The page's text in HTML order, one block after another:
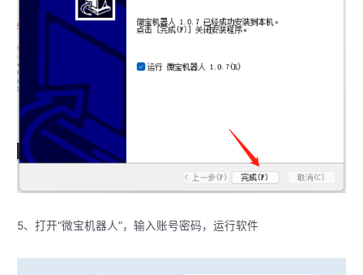
5、打开“微宝机器人”，输入账号密码，运行软件